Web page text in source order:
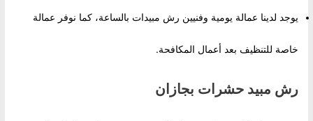
يوجد لدينا عمالة يومية وفنيين رش مبيدات بالساعة، كما نوفر عمالة
خاصة للتنظيف بعد أعمال المكافحة.
رش مبيد حشرات بجازان